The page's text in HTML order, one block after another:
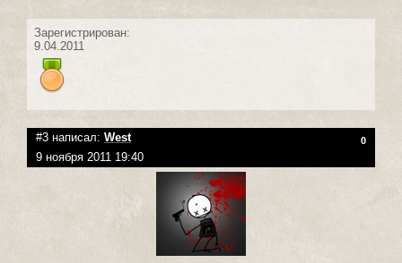
Зарегистрирован:
9.04.2011
#3 написал: West 0
9 ноября 2011 19:40